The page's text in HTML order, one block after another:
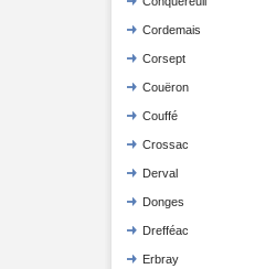
Cordemais
Corsept
Couëron
Couffé
Crossac
Derval
Donges
Drefféac
Erbray